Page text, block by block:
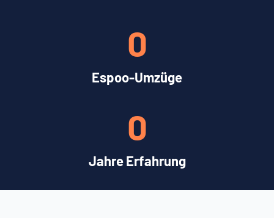
Espoo-Umzüge
0
Jahre Erfahrung
0